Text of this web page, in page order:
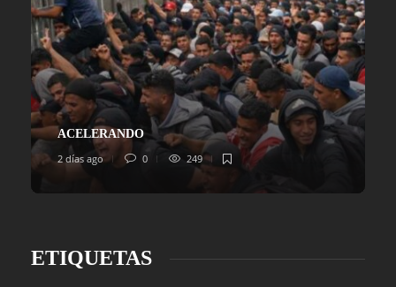
ACELERANDO
2 días ago
0 249
ETIQUETAS